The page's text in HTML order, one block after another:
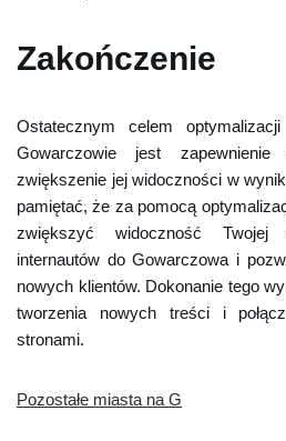
Zakończenie
Ostatecznym celem
Gowarczowie jest
zwiększenie jej widoczności w
pamiętać, że za pomocą
zwiększyć widoczność
internautów do Gowarczowa i
nowych klientów. Dokonanie tego
tworzenia nowych treści i
stronami.
Pozostałe miasta na G